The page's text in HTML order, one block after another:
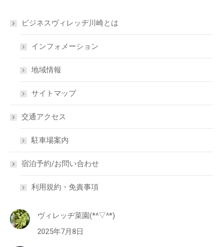
ビジネスヴィレッヂ川崎とは
インフォメーション
地域情報
サイトマップ
交通アクセス
駐車場案内
宿泊予約/お問い合わせ
利用規約・免責事項
ヴィレッヂ菜園(*^▽^*)
2025年7月8日